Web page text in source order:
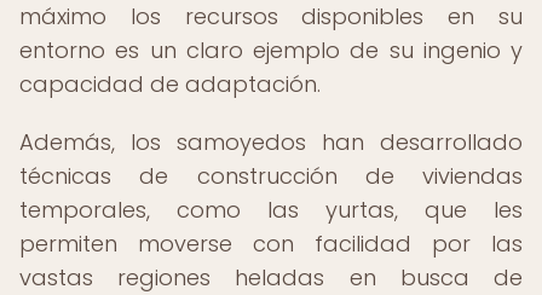
máximo los recursos disponibles en su
entorno es un claro ejemplo de su ingenio y
capacidad de adaptación.
Además, los samoyedos han desarrollado
técnicas de construcción de viviendas
temporales, como las yurtas, que les
permiten moverse con facilidad por las
vastas regiones heladas en busca de